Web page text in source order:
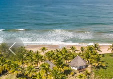
Anterior